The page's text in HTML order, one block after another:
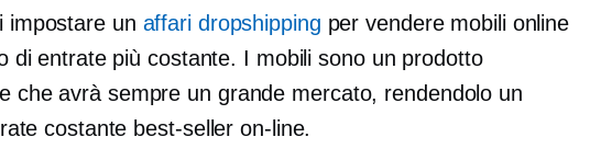
impostare un affari dropshipping per vendere mobili online
di entrate più costante. I mobili sono un prodotto
che avrà sempre un grande mercato, rendendolo un
costante best-seller on-line.